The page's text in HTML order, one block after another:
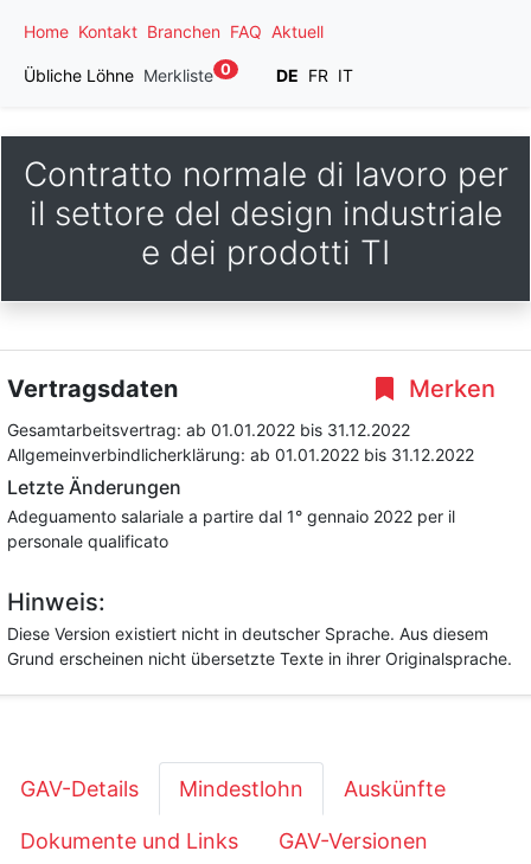
Home Kontakt Branchen FAQ Aktuell
Übliche Löhne Merkliste 0 DE FR IT
Contratto normale di lavoro per
il settore del design industriale
e dei prodotti TI
Merken
Vertragsdaten
Gesamtarbeitsvertrag: ab 01.01.2022 bis 31.12.2022
Allgemeinverbindlicherklärung: ab 01.01.2022 bis 31.12.2022
Letzte Änderungen
Adeguamento salariale a partire dal 1° gennaio 2022 per il
personale qualificato
Hinweis:
Diese Version existiert nicht in deutscher Sprache. Aus diesem
Grund erscheinen nicht übersetzte Texte in ihrer Originalsprache.
GAV-Details Mindestlohn Auskünfte
Dokumente und Links GAV-Versionen